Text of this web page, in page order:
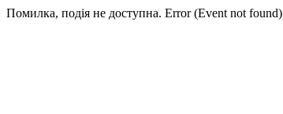
Помилка, подія не доступна. Error (Event not found)